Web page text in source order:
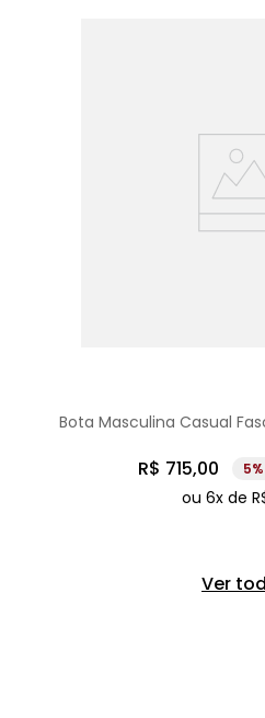
Bota Masculina Casual
R$ 715,00 5%
ou 6x de
Ver